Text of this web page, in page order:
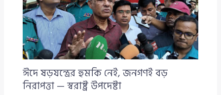
ঈদে ষড়যন্ত্রের হুমকি নেই, জনগণই বড়
নিরাপত্তা — স্বরাষ্ট্র উপদেষ্টা